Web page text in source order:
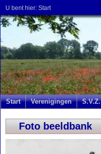
U bent hier: Start
Start Verenigingen S.V.Z.
Foto beeldbank